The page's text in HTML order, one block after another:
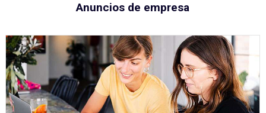
Anuncios de empresa